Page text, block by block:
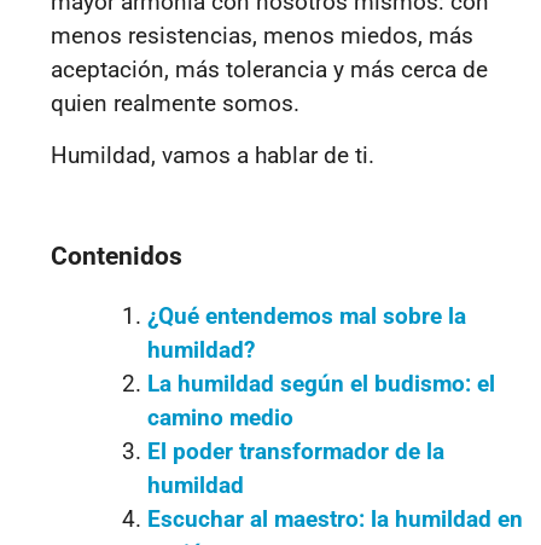
menos resistencias, menos miedos, más
aceptación, más tolerancia y más cerca de
quien realmente somos.
Humildad, vamos a hablar de ti.
Contenidos
¿Qué entendemos mal sobre la
humildad?
La humildad según el budismo: el
camino medio
El poder transformador de la
humildad
Escuchar al maestro: la humildad en